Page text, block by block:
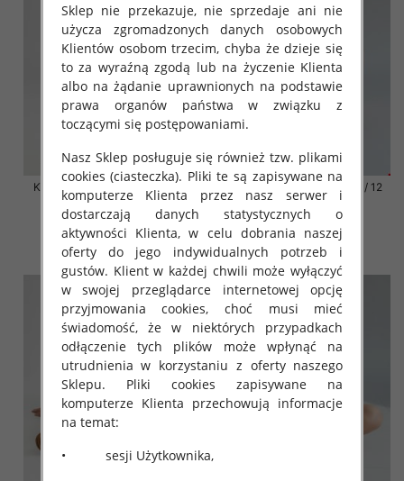
Klapki damskie Roz 36-42 / 12
par
41.00 zł
szczegóły
Klapki damskie Roz 36-42 / 12
par
41.00 zł
szczegóły
Sklep nie przekazuje, nie sprzedaje ani nie
użycza zgromadzonych danych osobowych
Klientów osobom trzecim, chyba że dzieje się
to za wyraźną zgodą lub na życzenie Klienta
albo na żądanie uprawnionych na podstawie
prawa organów państwa w związku z
toczącymi się postępowaniami.
Nasz Sklep posługuje się również tzw. plikami
cookies (ciasteczka). Pliki te są zapisywane na
komputerze Klienta przez nasz serwer i
dostarczają danych statystycznych o
aktywności Klienta, w celu dobrania naszej
oferty do jego indywidualnych potrzeb i
gustów. Klient w każdej chwili może wyłączyć
w swojej przeglądarce internetowej opcję
przyjmowania cookies, choć musi mieć
świadomość, że w niektórych przypadkach
odłączenie tych plików może wpłynąć na
utrudnienia w korzystaniu z oferty naszego
Sklepu. Pliki cookies zapisywane na
komputerze Klienta przechowują informacje
na temat:
• sesji Użytkownika,